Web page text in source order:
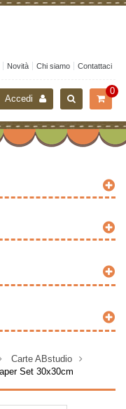
Novità Chi siamo Contattaci
0
Accedi
Carte ABstudio
Set 30x30cm